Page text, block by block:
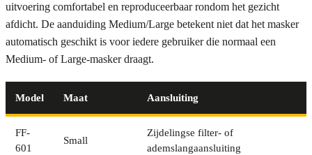
uitvoering comfortabel en reproduceerbaar rondom het gezicht
afdicht. De aanduiding Medium/Large betekent niet dat het masker
automatisch geschikt is voor iedere gebruiker die normaal een
Medium- of Large-masker draagt.
Model Maat Aansluiting
FF-
601
Small
Zijdelingse filter- of
ademslangaansluiting